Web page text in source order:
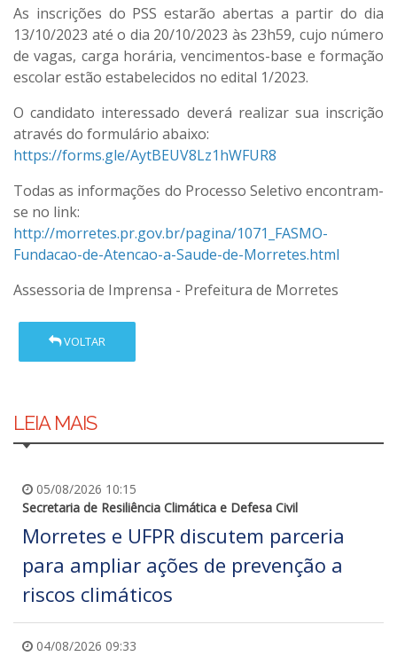
As inscrições do PSS estarão abertas a partir do dia
13/10/2023 até o dia 20/10/2023 às 23h59, cujo número
de vagas, carga horária, vencimentos-base e formação
escolar estão estabelecidos no edital 1/2023.
O candidato interessado deverá realizar sua inscrição
através do formulário abaixo:
https://forms.gle/AytBEUV8Lz1hWFUR8
Todas as informações do Processo Seletivo encontram-
se no link:
http://morretes.pr.gov.br/pagina/1071_FASMO-
Fundacao-de-Atencao-a-Saude-de-Morretes.html
Assessoria de Imprensa - Prefeitura de Morretes
VOLTAR
LEIA MAIS
05/08/2026 10:15
Secretaria de Resiliência Climática e Defesa Civil
Morretes e UFPR discutem parceria
para ampliar ações de prevenção a
riscos climáticos
04/08/2026 09:33